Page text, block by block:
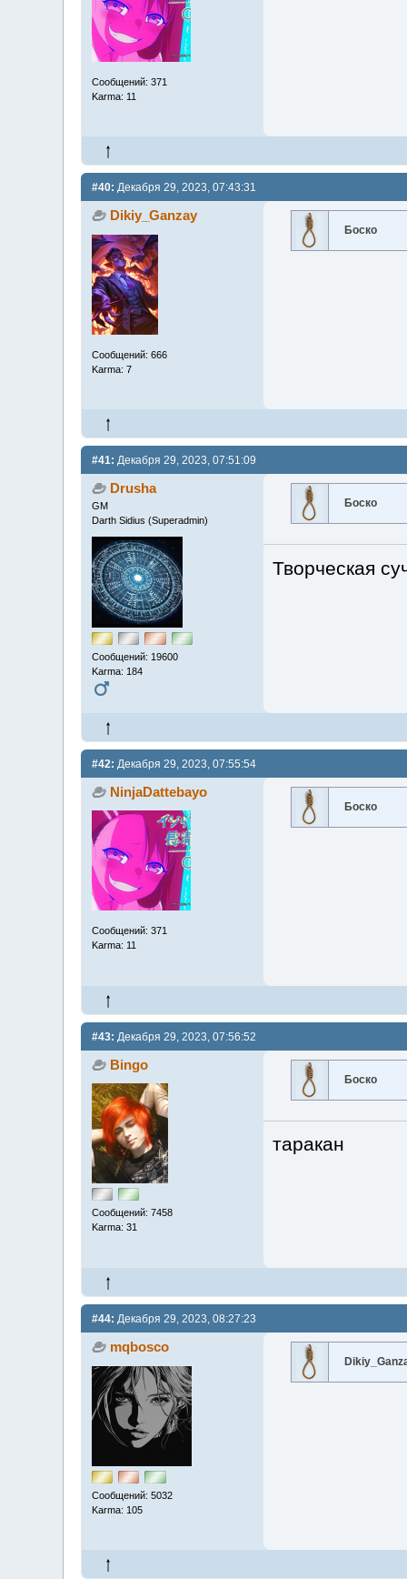
Сообщений: 371
Karma: 11
#40: Декабря 29, 2023, 07:43:31
Dikiy_Ganzay
Сообщений: 666
Karma: 7
Боско
#41: Декабря 29, 2023, 07:51:09
Drusha
GM
Darth Sidius (Superadmin)
Сообщений: 19600
Karma: 184
Боско
Творческая
#42: Декабря 29, 2023, 07:55:54
NinjaDattebayo
Сообщений: 371
Karma: 11
Боско
#43: Декабря 29, 2023, 07:56:52
Bingo
Сообщений: 7458
Karma: 31
Боско
таракан
#44: Декабря 29, 2023, 08:27:23
mqbosco
Сообщений: 5032
Karma: 105